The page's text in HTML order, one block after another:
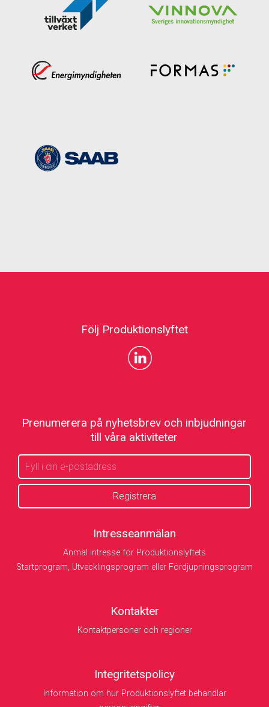
Följ Produktionslyftet
Prenumerera på nyhetsbrev och inbjudningar
till våra aktiviteter
Intresseanmälan
Anmäl intresse för Produktionslyftets
Startprogram, Utvecklingsprogram eller Fördjupningsprogram
Kontakter
Kontaktpersoner och regioner
Integritetspolicy
Information om hur Produktionslyftet behandlar